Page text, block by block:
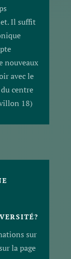
Il suffit
nouveaux
avec le
centre
18)
sur
la page